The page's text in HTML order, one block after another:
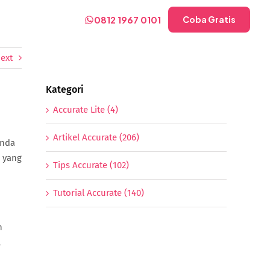
0812 1967 0101 Coba Gratis
Kategori
Accurate Lite (4)
Artikel Accurate (206)
Tips Accurate (102)
Tutorial Accurate (140)